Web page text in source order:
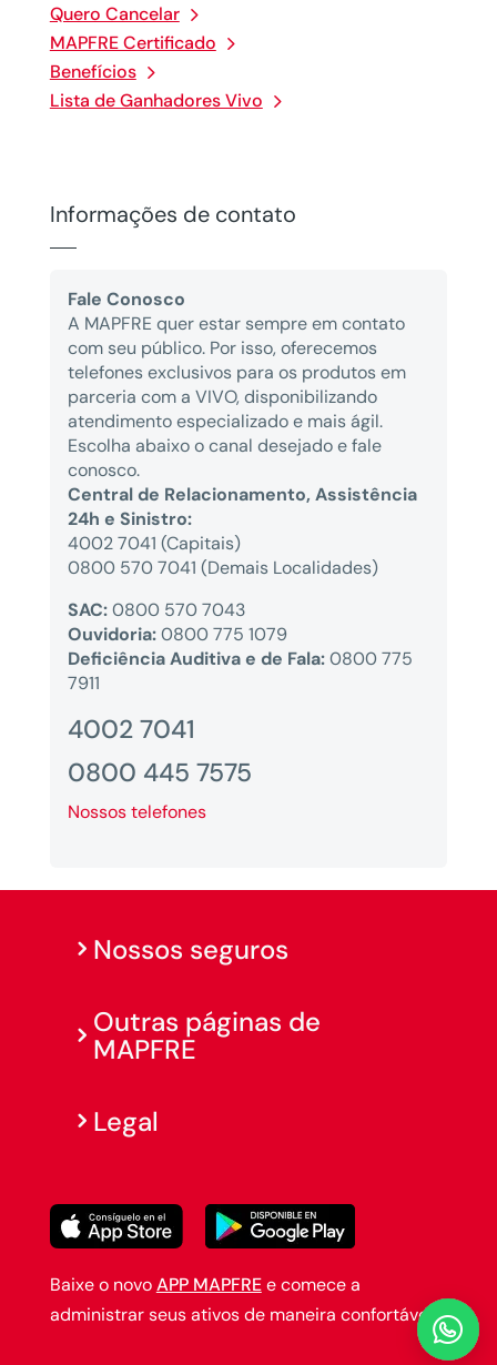
Quero Cancelar
MAPFRE Certificado
Benefícios
Lista de Ganhadores Vivo
Informações de contato
Fale Conosco
A MAPFRE quer estar sempre em contato
com seu público. Por isso, oferecemos
telefones exclusivos para os produtos em
parceria com a VIVO, disponibilizando
atendimento especializado e mais ágil.
Escolha abaixo o canal desejado e fale
conosco.
Central de Relacionamento, Assistência
24h e Sinistro:
4002 7041 (Capitais)
0800 570 7041 (Demais Localidades)
SAC:0800 570 7043
Ouvidoria:0800 775 1079
Deficiência Auditiva e de Fala:0800 775
7911
4002 7041
0800 445 7575
Nossos telefones
Nossos seguros
Outras páginas de
MAPFRE
Legal
Baixe o novoAPP MAPFREe comece a
administrar seus ativos de maneira confortável.